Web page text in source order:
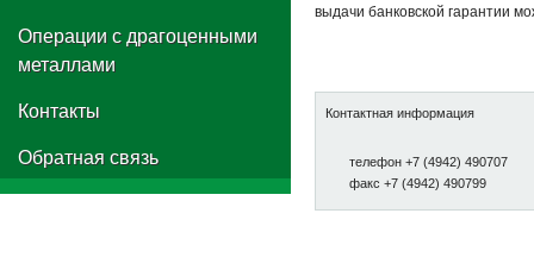
Операции с драгоценными
металлами
Контакты
Обратная связь
выдачи банковской гарантии
Контактная информация
телефон +7 (4942) 490707
факс +7 (4942) 490799